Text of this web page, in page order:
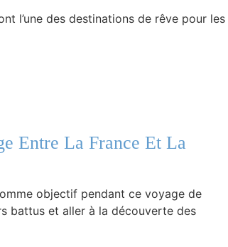
l’une des destinations de rêve pour les
Entre La France Et La
objectif pendant ce voyage de
battus et aller à la découverte des